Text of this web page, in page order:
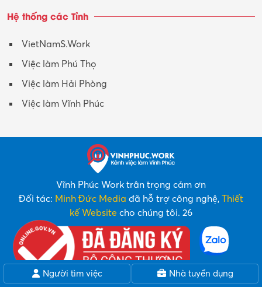
Hệ thống các Tỉnh
VietNamS.Work
Việc làm Phú Thọ
Việc làm Hải Phòng
Việc làm Vĩnh Phúc
Vĩnh Phúc Work trân trọng cảm ơn
Đối tác: Minh Đức Media đã hỗ trợ công nghệ, Thiết
kế Website cho chúng tôi. 26
Người tìm việc Nhà tuyển dụng